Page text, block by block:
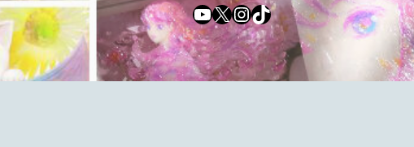
YouTube
X Instagram
TikTok